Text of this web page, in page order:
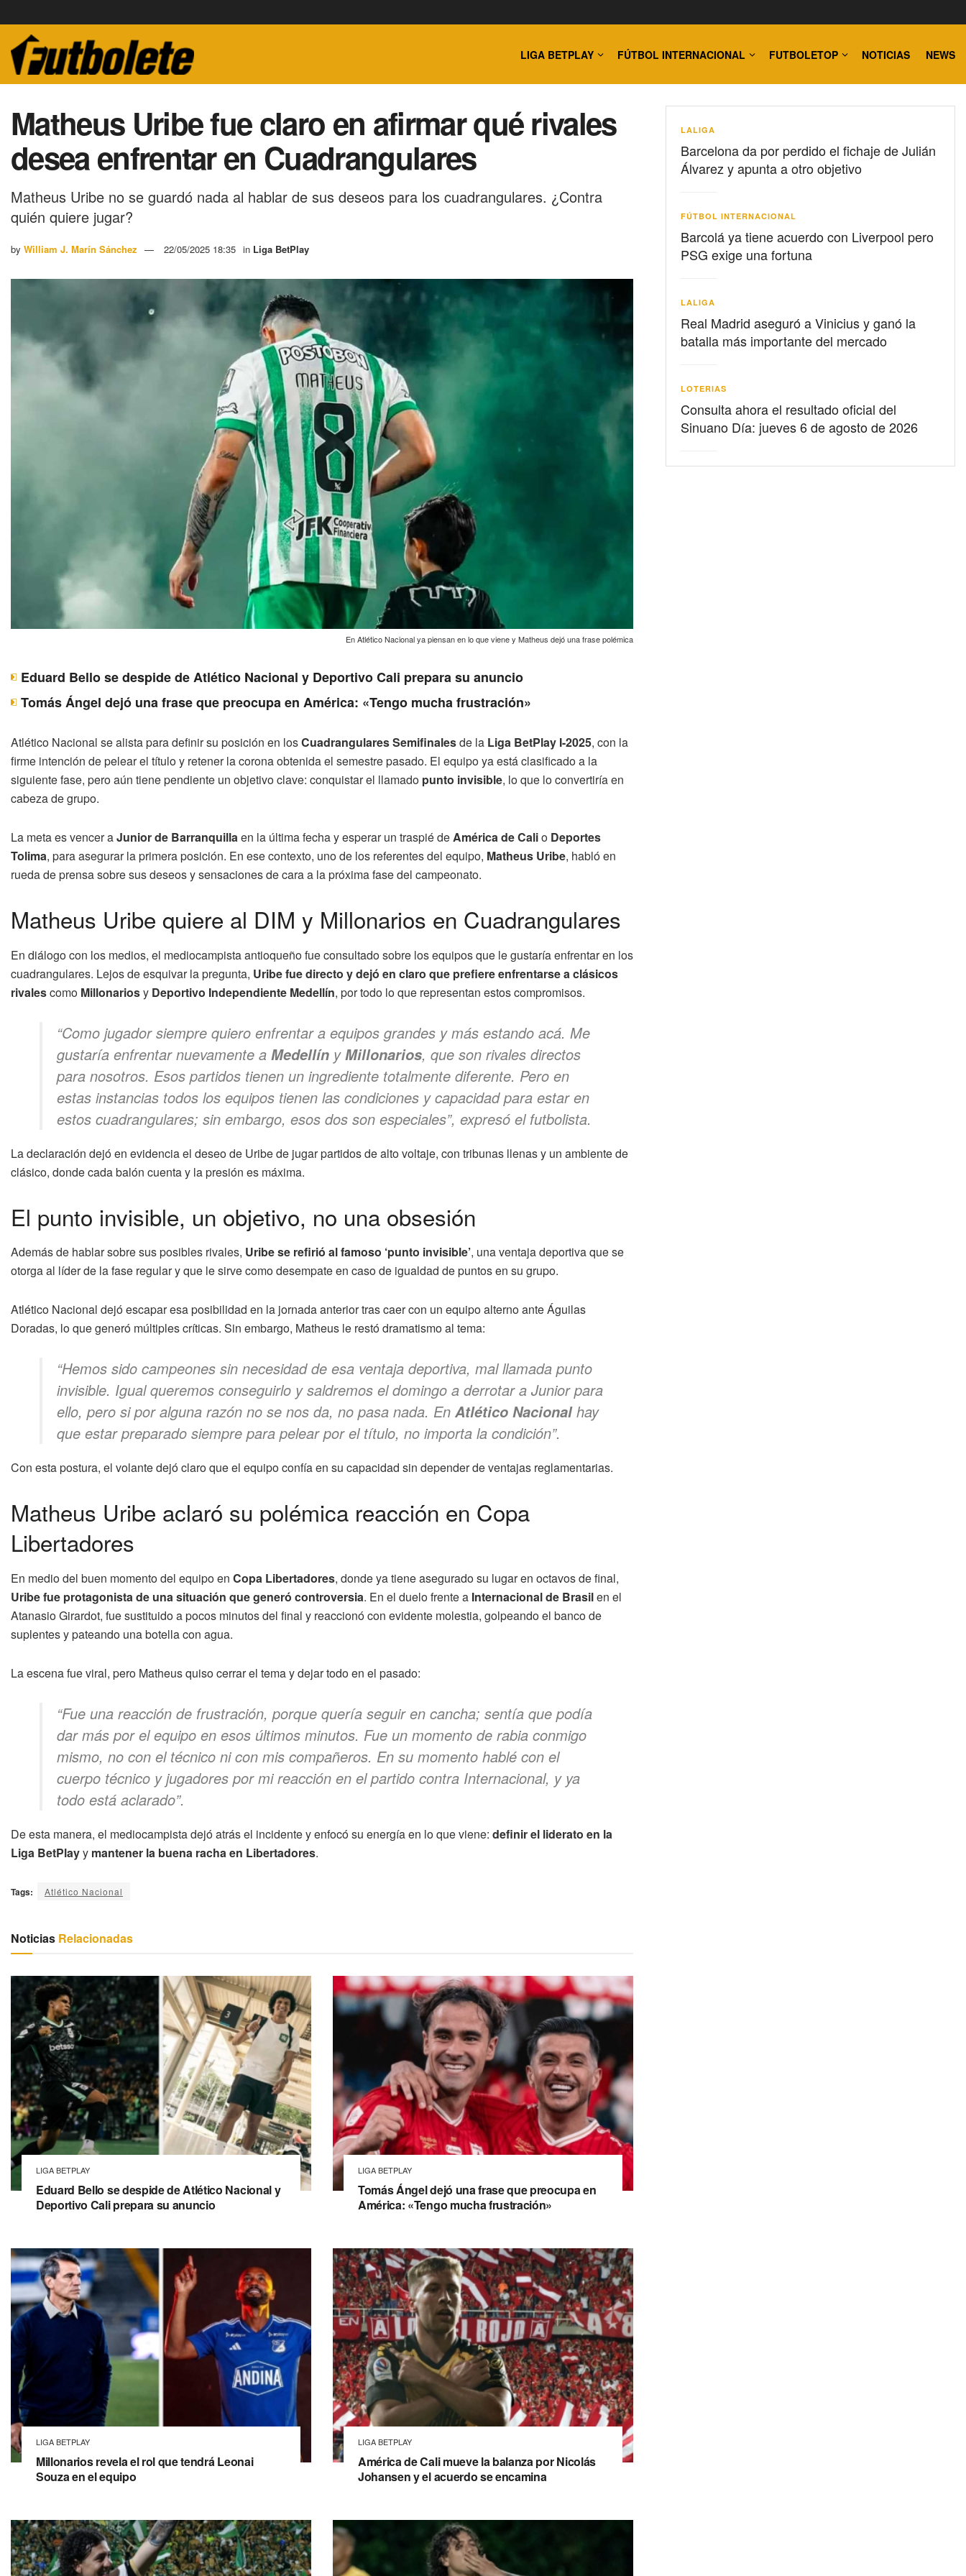
LIGA BETPLAY FÚTBOL INTERNACIONAL FUTBOLETOP NOTICIAS NEWS
Matheus Uribe fue claro en afirmar qué rivales
desea enfrentar en Cuadrangulares
Matheus Uribe no se guardó nada al hablar de sus deseos para los cuadrangulares. ¿Contra
quién quiere jugar?
by William J. Marín Sánchez 22/05/2025 18:35 in Liga BetPlay
En Atlético Nacional ya piensan en lo que viene y Matheus dejó una frase polémica
Eduard Bello se despide de Atlético Nacional y Deportivo Cali prepara su anuncio
Tomás Ángel dejó una frase que preocupa en América: «Tengo mucha frustración»
Atlético Nacional se alista para definir su posición en losCuadrangulares Semifinalesde la Liga BetPlay I-2025, con la
firme intención de pelear el título y retener la corona obtenida el semestre pasado. El equipo ya está clasificado a la
siguiente fase, pero aún tiene pendiente un objetivo clave: conquistar el llamado punto invisible, lo que lo convertiría en
cabeza de grupo.
La meta es vencer aJunior de Barranquillaen la última fecha y esperar un traspié deAmérica de Calio Deportes
Tolima, para asegurar la primera posición. En ese contexto, uno de los referentes del equipo, Matheus Uribe, habló en
rueda de prensa sobre sus deseos y sensaciones de cara a la próxima fase del campeonato.
Matheus Uribe quiere al DIM y Millonarios en Cuadrangulares
En diálogo con los medios, el mediocampista antioqueño fue consultado sobre los equipos que le gustaría enfrentar en los
cuadrangulares. Lejos de esquivar la pregunta, Uribe fue directo y dejó en claro que prefiere enfrentarse a clásicos
rivalescomo Millonariosy Deportivo Independiente Medellín, por todo lo que representan estos compromisos.
“Como jugador siempre quiero enfrentar a equipos grandes y más estando acá. Me
gustaría enfrentar nuevamente a Medellín y Millonarios, que son rivales directos
para nosotros. Esos partidos tienen un ingrediente totalmente diferente. Pero en
estas instancias todos los equipos tienen las condiciones y capacidad para estar en
estos cuadrangulares; sin embargo, esos dos son especiales”, expresó el futbolista.
La declaración dejó en evidencia el deseo de Uribe de jugar partidos de alto voltaje, con tribunas llenas y un ambiente de
clásico, donde cada balón cuenta y la presión es máxima.
El punto invisible, un objetivo, no una obsesión
Además de hablar sobre sus posibles rivales, Uribe se refirió al famoso ‘punto invisible’, una ventaja deportiva que se
otorga al líder de la fase regular y que le sirve como desempate en caso de igualdad de puntos en su grupo.
Atlético Nacional dejó escapar esa posibilidad en la jornada anterior tras caer con un equipo alterno ante Águilas
Doradas, lo que generó múltiples críticas. Sin embargo, Matheus le restó dramatismo al tema:
“Hemos sido campeones sin necesidad de esa ventaja deportiva, mal llamada punto
invisible. Igual queremos conseguirlo y saldremos el domingo a derrotar a Junior para
ello, pero si por alguna razón no se nos da, no pasa nada. En Atlético Nacionalhay
que estar preparado siempre para pelear por el título, no importa la condición”.
Con esta postura, el volante dejó claro que el equipo confía en su capacidad sin depender de ventajas reglamentarias.
Matheus Uribe aclaró su polémica reacción en Copa
Libertadores
En medio del buen momento del equipo en Copa Libertadores, donde ya tiene asegurado su lugar en octavos de final,
Uribe fue protagonista de una situación que generó controversia. En el duelo frente a Internacional de Brasilen el
Atanasio Girardot, fue sustituido a pocos minutos del final y reaccionó con evidente molestia, golpeando el banco de
suplentes y pateando una botella con agua.
La escena fue viral, pero Matheus quiso cerrar el tema y dejar todo en el pasado:
“Fue una reacción de frustración, porque quería seguir en cancha; sentía que podía
dar más por el equipo en esos últimos minutos. Fue un momento de rabia conmigo
mismo, no con el técnico ni con mis compañeros. En su momento hablé con el
cuerpo técnico y jugadores por mi reacción en el partido contra Internacional, y ya
todo está aclarado”.
De esta manera, el mediocampista dejó atrás el incidente y enfocó su energía en lo que viene: definir el liderato en la
Liga BetPlayy mantener la buena racha en Libertadores.
Tags: Atlético Nacional
Noticias Relacionadas
LIGA BETPLAY
Eduard Bello se despide de Atlético Nacional y
Deportivo Cali prepara su anuncio
LIGA BETPLAY
Tomás Ángel dejó una frase que preocupa en
América: «Tengo mucha frustración»
LIGA BETPLAY
Millonarios revela el rol que tendrá Leonai
Souza en el equipo
LIGA BETPLAY
América de Cali mueve la balanza por Nicolás
Johansen y el acuerdo se encamina
LALIGA
Barcelona da por perdido el fichaje de Julián
Álvarez y apunta a otro objetivo
FÚTBOL INTERNACIONAL
Barcolá ya tiene acuerdo con Liverpool pero
PSG exige una fortuna
LALIGA
Real Madrid aseguró a Vinicius y ganó la
batalla más importante del mercado
LOTERIAS
Consulta ahora el resultado oficial del
Sinuano Día: jueves 6 de agosto de 2026